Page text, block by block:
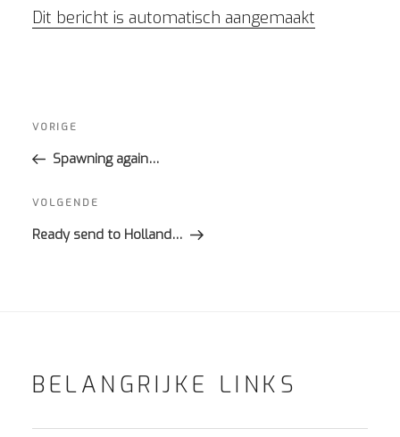
Dit bericht is automatisch aangemaakt
navigatie
Vorig
bericht
VORIGE
Spawning again…
Volgend
bericht
VOLGENDE
Ready send to Holland…
BELANGRIJKE LINKS